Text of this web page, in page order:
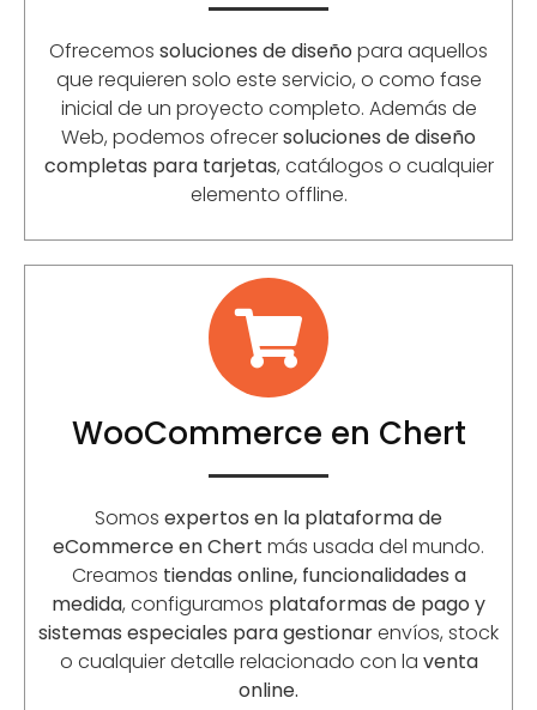
Ofrecemos soluciones de diseño para aquellos
que requieren solo este servicio, o como fase
inicial de un proyecto completo. Además de
Web, podemos ofrecersoluciones de diseño
completas para tarjetas, catálogos o cualquier
elemento offline.
WooCommerce en Chert
Somos expertos en la plataforma de
eCommerce en Chert más usada del mundo.
Creamos tiendas online, funcionalidades a
medida, configuramos plataformas de pago y
sistemas especiales para gestionarenvíos, stock
o cualquier detalle relacionado con la venta
online.